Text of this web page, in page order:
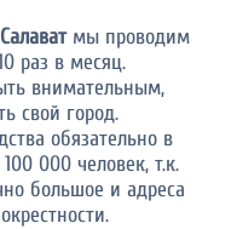
Салаватмы проводим
раз в месяц.
внимательным,
свой город.
обязательно в
000 человек, т.к.
большое и адреса